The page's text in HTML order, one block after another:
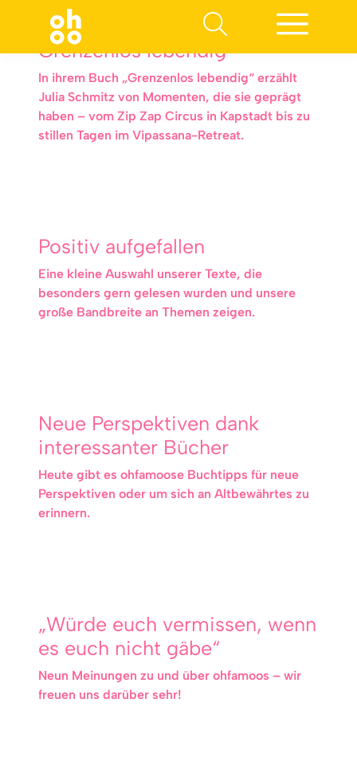
Grenzenlos lebendig
In ihrem Buch „Grenzenlos lebendig“ erzählt
Julia Schmitz von Momenten, die sie geprägt
haben – vom Zip Zap Circus in Kapstadt bis zu
stillen Tagen im Vipassana-Retreat.
Positiv aufgefallen
Eine kleine Auswahl unserer Texte, die
besonders gern gelesen wurden und unsere
große Bandbreite an Themen zeigen.
Neue Perspektiven dank
interessanter Bücher
Heute gibt es ohfamoose Buchtipps für neue
Perspektiven oder um sich an Altbewährtes zu
erinnern.
„Würde euch vermissen, wenn
es euch nicht gäbe“
Neun Meinungen zu und über ohfamoos – wir
freuen uns darüber sehr!